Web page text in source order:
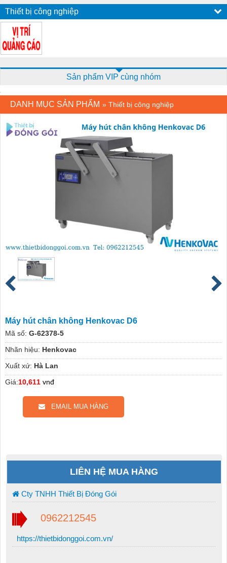
Thiết bị công nghiệp
Sản phẩm VIP cùng nhóm
DANH MỤC SẢN PHẨM » Thiết bị công nghiệp
Máy hút chân không Henkovac D6
Mã số: G-62378-5
Nhãn hiệu: Henkovac
Xuất xứ: Hà Lan
Giá:10,611 vnđ
EMAIL MUA HÀNG
LIÊN HỆ MUA HÀNG
Cty TNHH Thiết Bị Đóng Gói
0962212545
https://thietbidonggoi.com.vn/